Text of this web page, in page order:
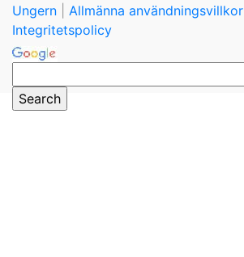
Ungern
Allmänna användningsvillkor
Integritetspolicy